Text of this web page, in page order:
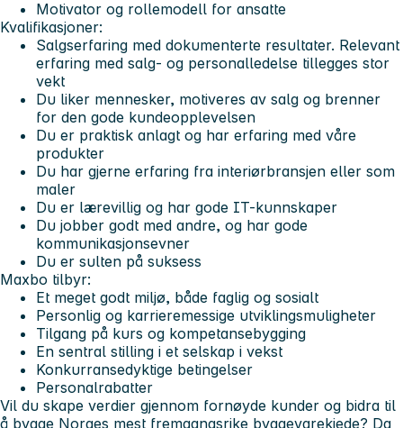
Motivator og rollemodell for ansatte
Kvalifikasjoner:
Salgserfaring med dokumenterte resultater. Relevant
erfaring med salg- og personalledelse tillegges stor
vekt
Du liker mennesker, motiveres av salg og brenner
for den gode kundeopplevelsen
Du er praktisk anlagt og har erfaring med våre
produkter
Du har gjerne erfaring fra interiørbransjen eller som
maler
Du er lærevillig og har gode IT-kunnskaper
Du jobber godt med andre, og har gode
kommunikasjonsevner
Du er sulten på suksess
Maxbo tilbyr:
Et meget godt miljø, både faglig og sosialt
Personlig og karrieremessige utviklingsmuligheter
Tilgang på kurs og kompetansebygging
En sentral stilling i et selskap i vekst
Konkurransedyktige betingelser
Personalrabatter
Vil du skape verdier gjennom fornøyde kunder og bidra til
å bygge Norges mest fremgangsrike byggevarekjede? Da